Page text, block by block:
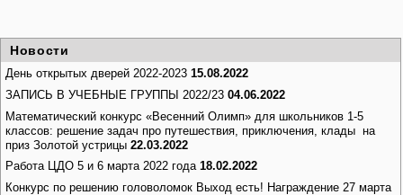
Новости
День открытых дверей 2022-2023 15.08.2022
ЗАПИСЬ В УЧЕБНЫЕ ГРУППЫ 2022/23 04.06.2022
Математический конкурс «Весенний Олимп» для школьников 1-5
классов: решение задач про путешествия, приключения, клады на
приз Золотой устрицы 22.03.2022
Работа ЦДО 5 и 6 марта 2022 года 18.02.2022
Конкурс по решению головоломок Выход есть! Награждение 27 марта